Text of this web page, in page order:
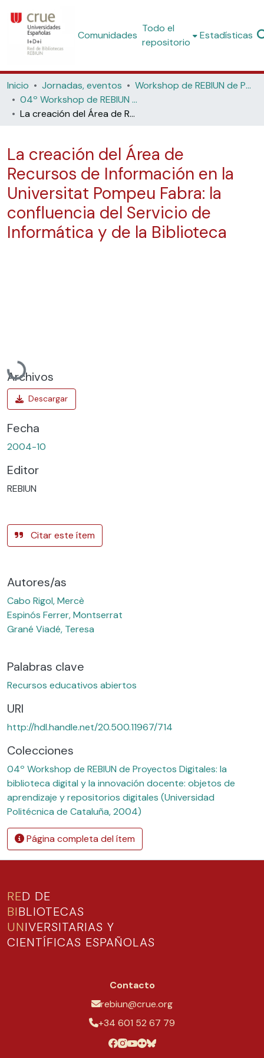
Comunidades
Todo el
repositorio
Estadísticas
Inicio Jornadas, eventos
Workshop de REBIUN de Proyectos Digitales
04º Workshop de REBIUN de Proyectos Digitales: la biblioteca digital y la innovación docente: objetos de aprendizaje y repositorios digitales (Universidad Politécnica de Cataluña, 2004)
La creación del Área de Recursos de Información en la Universitat Pompeu Fabra: la confluencia del Servicio de Informática y de la Biblioteca
La creación del Área de
Recursos de Información en la
Universitat Pompeu Fabra: la
confluencia del Servicio de
Informática y de la Biblioteca
Cargando...
Archivos
Fecha
2004-10
Editor
REBIUN
Citar este ítem
Autores/as
Cabo Rigol, Mercè
Espinós Ferrer, Montserrat
Grané Viadé, Teresa
Palabras clave
Recursos educativos abiertos
URI
http://hdl.handle.net/20.500.11967/714
Colecciones
04º Workshop de REBIUN de Proyectos Digitales: la
biblioteca digital y la innovación docente: objetos de
aprendizaje y repositorios digitales (Universidad
Politécnica de Cataluña, 2004)
Página completa del ítem
RED DE
BIBLIOTECAS
UNIVERSITARIAS Y
CIENTÍFICAS ESPAÑOLAS
Contacto
rebiun@crue.org
+34 601 52 67 79